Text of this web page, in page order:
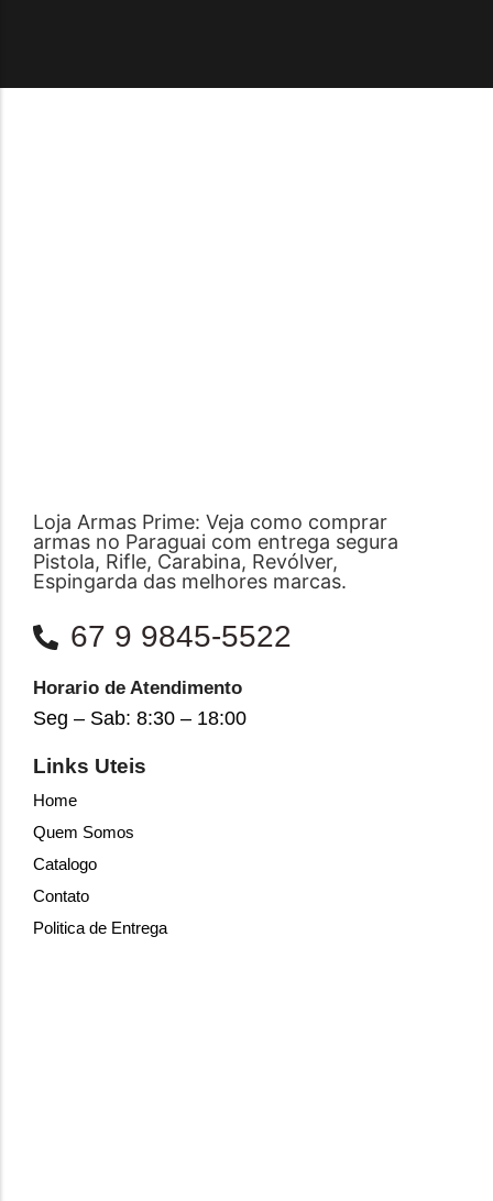
Loja Armas Prime: Veja como comprar
armas no Paraguai com entrega segura
Pistola, Rifle, Carabina, Revólver,
Espingarda das melhores marcas.
67 9 9845-5522
Horario de Atendimento
Seg – Sab: 8:30 – 18:00
Links Uteis
Home
Quem Somos
Catalogo
Contato
Politica de Entrega